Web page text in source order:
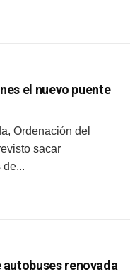
el nuevo puente
Ordenación del
sacar
de...
renovada